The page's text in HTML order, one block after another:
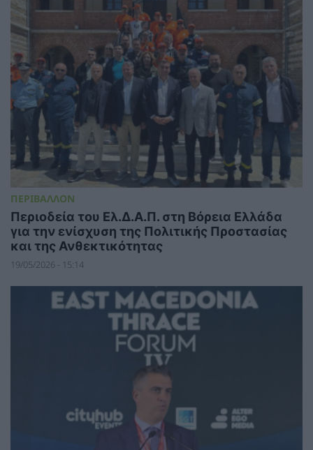
ΠΕΡΙΒΑΛΛΟΝ
Περιοδεία του Ελ.Δ.Α.Π. στη Βόρεια Ελλάδα
για την ενίσχυση της Πολιτικής Προστασίας
και της Ανθεκτικότητας
19/05/2026 - 15:14